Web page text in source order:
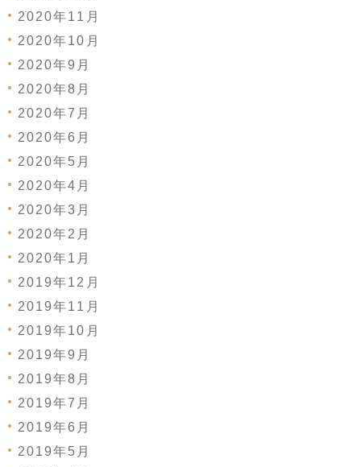
2020年11月
2020年10月
2020年9月
2020年8月
2020年7月
2020年6月
2020年5月
2020年4月
2020年3月
2020年2月
2020年1月
2019年12月
2019年11月
2019年10月
2019年9月
2019年8月
2019年7月
2019年6月
2019年5月